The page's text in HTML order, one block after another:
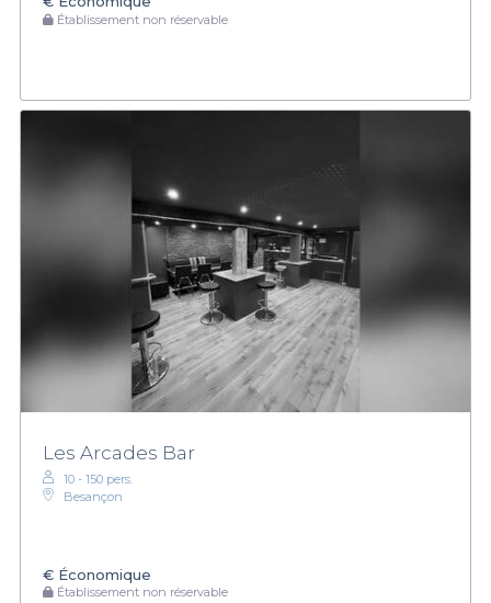
Établissement non réservable
Les Arcades Bar
10 - 150 pers.
Besançon
€ Économique
Établissement non réservable